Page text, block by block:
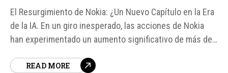
El Resurgimiento de Nokia: ¿Un Nuevo Capítulo en la Era
de la IA. En un giro inesperado, las acciones de Nokia
han experimentado un aumento significativo de más del
Bloomberg. Esto ha llevado a la compañía finlandesa a
READ MORE